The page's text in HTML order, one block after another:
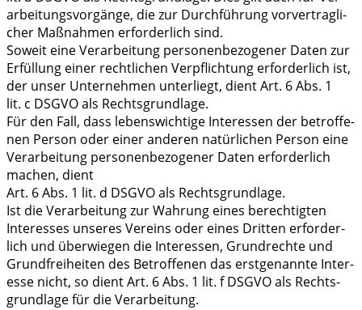
ar­bei­tungs­vor­gän­ge, die zur Durch­füh­rung vor­ver­trag­li­
cher Maß­nah­men erfor­der­lich sind.
Soweit eine Ver­ar­bei­tung per­so­nen­be­zo­ge­ner Daten zur
Erfül­lung einer recht­li­chen Ver­pflich­tung erfor­der­lich ist,
der unser Unter­neh­men unter­liegt, dient Art. 6 Abs. 1
lit. c DSGVO als Rechts­grund­la­ge.
Für den Fall, dass lebens­wich­ti­ge Inter­es­sen der betrof­fe­
nen Per­son oder einer ande­ren natür­li­chen Per­son eine
Ver­ar­bei­tung per­so­nen­be­zo­ge­ner Daten erfor­der­lich
machen, dient
Art. 6 Abs. 1 lit. d DSGVO als Rechts­grund­la­ge.
Ist die Ver­ar­bei­tung zur Wah­rung eines berech­tig­ten
Inter­es­ses unse­res Ver­eins oder eines Drit­ten erfor­der­
lich und über­wie­gen die Inter­es­sen, Grund­rech­te und
Grund­frei­hei­ten des Betrof­fe­nen das erst­ge­nann­te Inter­
es­se nicht, so dient Art. 6 Abs. 1 lit. f DSGVO als Rechts­
grund­la­ge für die Verarbeitung.